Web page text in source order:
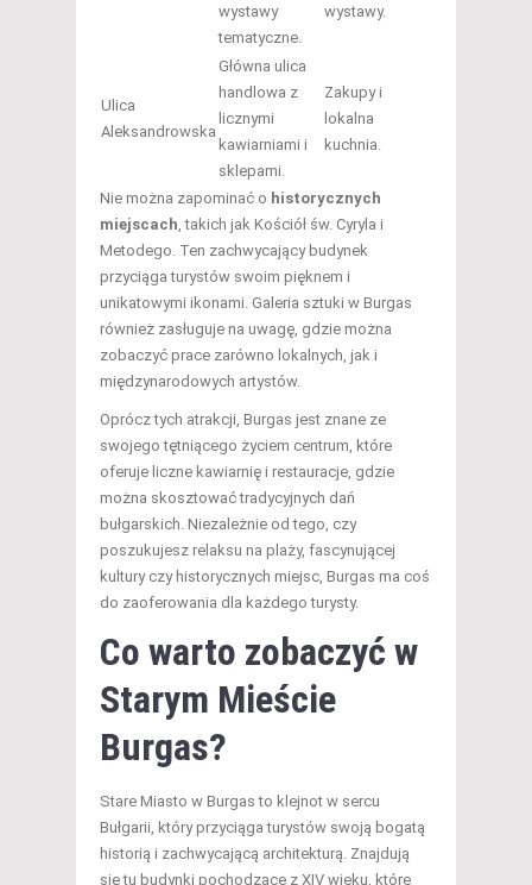
wystawy
tematyczne.
wystawy.
Ulica
Aleksandrowska
Główna ulica
handlowa z
licznymi
kawiarniami i
sklepami.
Zakupy i
lokalna
kuchnia.
Nie można zapominać o historycznych
miejscach , takich jak Kościół św. Cyryla i
Metodego. Ten zachwycający budynek
przyciąga turystów swoim pięknem i
unikatowymi ikonami. Galeria sztuki w Burgas
również zasługuje na uwagę, gdzie można
zobaczyć prace zarówno lokalnych, jak i
międzynarodowych artystów.
Oprócz tych atrakcji, Burgas jest znane ze
swojego tętniącego życiem centrum, które
oferuje liczne kawiarnię i restauracje, gdzie
można skosztować tradycyjnych dań
bułgarskich. Niezależnie od tego, czy
poszukujesz relaksu na plaży, fascynującej
kultury czy historycznych miejsc, Burgas ma coś
do zaoferowania dla każdego turysty.
Co warto zobaczyć w
Starym Mieście
Burgas?
Stare Miasto w Burgas to klejnot w sercu
Bułgarii, który przyciąga turystów swoją bogatą
historią i zachwycającą architekturą. Znajdują
się tu budynki pochodzące z XIV wieku, które